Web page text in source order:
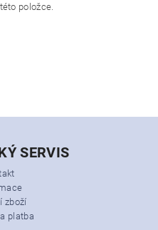
položce.
SERVIS
zboží
platba